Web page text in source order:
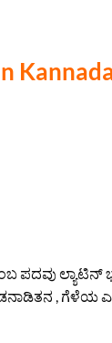
ಪದವು ಲ್ಯಾಟಿನ್
, ಗೆಳೆಯ